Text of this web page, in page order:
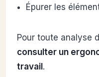
Épurer les
Pour toute analyse
consulter un
travail .